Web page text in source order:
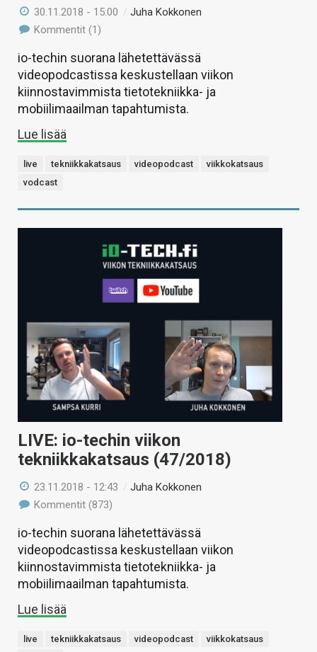
30.11.2018 - 15:00 /Juha Kokkonen
Kommentit (1)
io-techin suorana lähetettävässä
videopodcastissa keskustellaan viikon
kiinnostavimmista tietotekniikka- ja
mobiilimaailman tapahtumista.
Lue lisää
live tekniikkakatsaus videopodcast
viikkokatsaus
vodcast
LIVE: io-techin viikon
tekniikkakatsaus (47/2018)
23.11.2018 - 12:43 /Juha Kokkonen
Kommentit (873)
io-techin suorana lähetettävässä
videopodcastissa keskustellaan viikon
kiinnostavimmista tietotekniikka- ja
mobiilimaailman tapahtumista.
Lue lisää
live tekniikkakatsaus videopodcast
viikkokatsaus